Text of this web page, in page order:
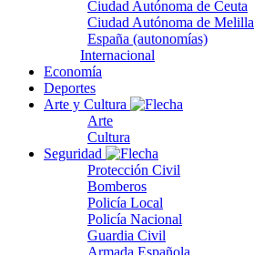
Ciudad Autónoma de Ceuta
Ciudad Autónoma de Melilla
España (autonomías)
Internacional
Economía
Deportes
Arte y Cultura
Arte
Cultura
Seguridad
Protección Civil
Bomberos
Policía Local
Policía Nacional
Guardia Civil